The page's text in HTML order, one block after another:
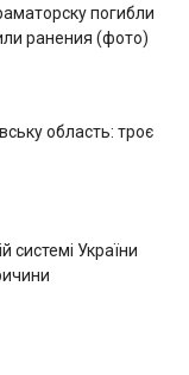
погибли
ранения (фото)
область: троє
системі України